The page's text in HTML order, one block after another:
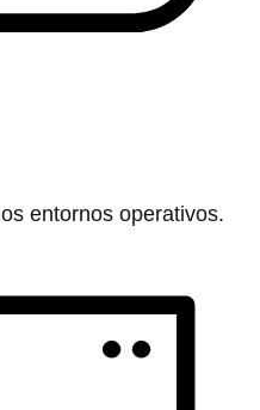
entornos operativos.